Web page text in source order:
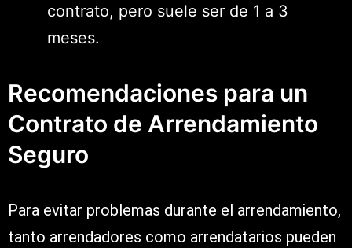
contrato, pero suele ser de 1 a 3
meses.
Recomendaciones para un
Contrato de Arrendamiento
Seguro
Para evitar problemas durante el arrendamiento,
tanto arrendadores como arrendatarios pueden